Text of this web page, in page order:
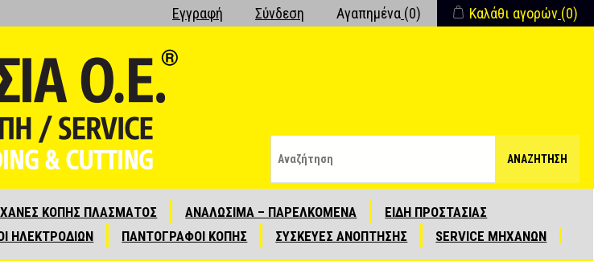
Εγγραφή Σύνδεση Αγαπημένα (0) Καλάθι αγορών (0)
ΑΝΑΖΉΤΗΣΗ
ΚΟΠΗΣ ΠΛΑΣΜΑΤΟΣ ΑΝΑΛΩΣΙΜΑ – ΠΑΡΕΛΚΟΜΕΝΑ
ΕΙΔΗ ΠΡΟΣΤΑΣΙΑΣ
ΗΛΕΚΤΡΟΔΙΩΝ ΠΑΝΤΟΓΡΑΦΟΙ ΚΟΠΗΣ ΣΥΣΚΕΥΕΣ ΑΝΟΠΤΗΣΗΣ SERVICE ΜΗΧΑΝΩΝ